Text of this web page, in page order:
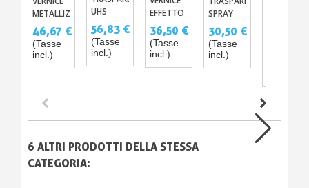
METALLIZZATA
500ML /
1L + ORO
DORA -
BRONZO
46,67 €
(Tasse
incl.)
UHS
ST830 -
1L O 5L +
CATALIZZATORE
56,83 €
(Tasse
incl.)
EFFETTO
DIAMANTE
250ML -
500ML
36,50 €
(Tasse
incl.)
SPRAY
PROFESSIONALE
BICOMPONENTE
30,50 €
(Tasse
incl.)
6 ALTRI PRODOTTI DELLA STESSA
CATEGORIA: